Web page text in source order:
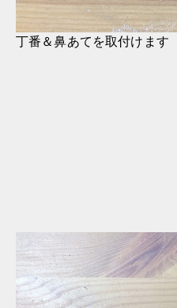
丁番＆鼻あてを取付けます